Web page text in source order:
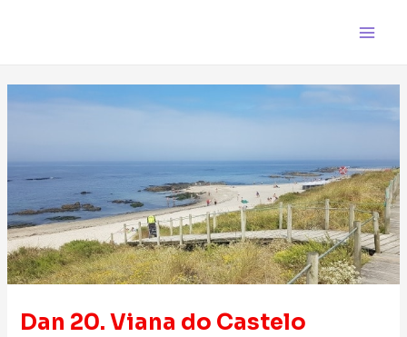
Dan 20. Viana do Castelo